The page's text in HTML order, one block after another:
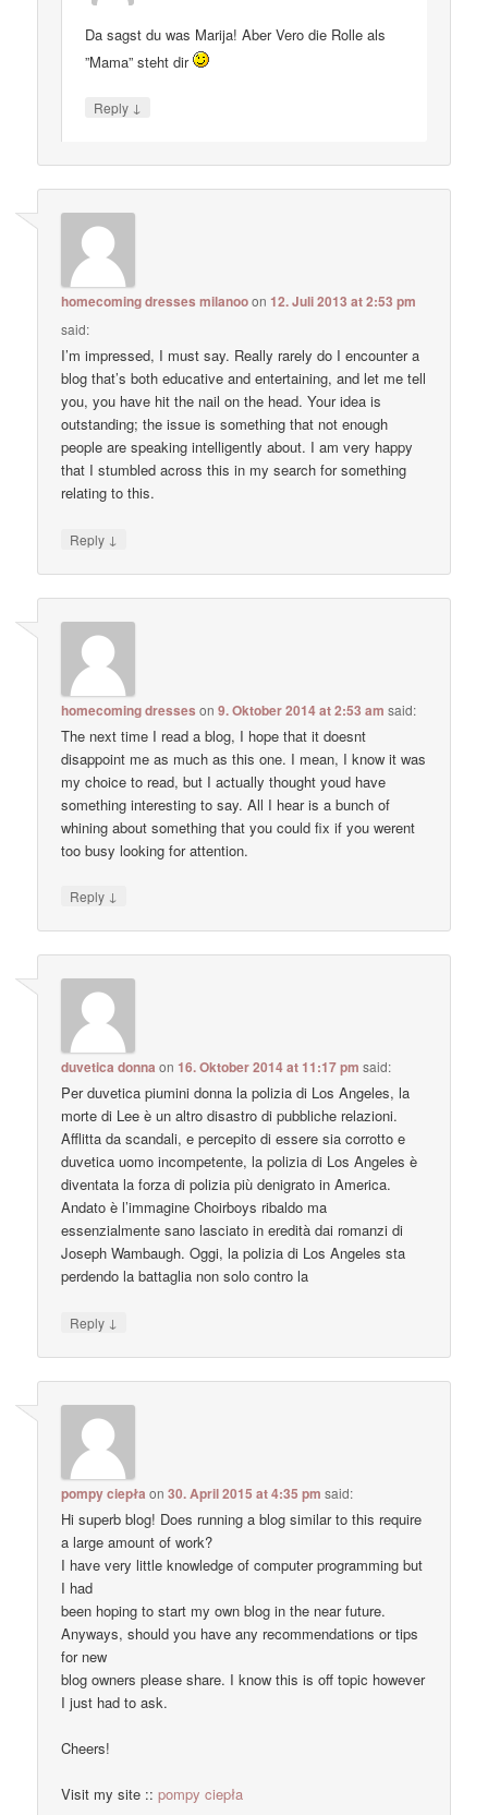
Da sagst du was Marija! Aber Vero die Rolle als
”Mama” steht dir
Reply ↓
homecoming dresses milanooon12. Juli 2013 at 2:53 pm
said:
I’m impressed, I must say. Really rarely do I encounter a
blog that’s both educative and entertaining, and let me tell
you, you have hit the nail on the head. Your idea is
outstanding; the issue is something that not enough
people are speaking intelligently about. I am very happy
that I stumbled across this in my search for something
relating to this.
Reply ↓
homecoming dresses on9. Oktober 2014 at 2:53 am said:
The next time I read a blog, I hope that it doesnt
disappoint me as much as this one. I mean, I know it was
my choice to read, but I actually thought youd have
something interesting to say. All I hear is a bunch of
whining about something that you could fix if you werent
too busy looking for attention.
Reply ↓
duvetica donna on16. Oktober 2014 at 11:17 pm said:
Per duvetica piumini donna la polizia di Los Angeles, la
morte di Lee è un altro disastro di pubbliche relazioni.
Afflitta da scandali, e percepito di essere sia corrotto e
duvetica uomo incompetente, la polizia di Los Angeles è
diventata la forza di polizia più denigrato in America.
Andato è l’immagine Choirboys ribaldo ma
essenzialmente sano lasciato in eredità dai romanzi di
Joseph Wambaugh. Oggi, la polizia di Los Angeles sta
perdendo la battaglia non solo contro la
Reply ↓
pompy ciepła on30. April 2015 at 4:35 pm said:
Hi superb blog! Does running a blog similar to this require
a large amount of work?
I have very little knowledge of computer programming but
I had
been hoping to start my own blog in the near future.
Anyways, should you have any recommendations or tips
for new
blog owners please share. I know this is off topic however
I just had to ask.
Cheers!
Visit my site ::pompy ciepła